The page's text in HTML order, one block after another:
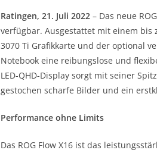
Ratingen, 21. Juli 2022 – Das neue
verfügbar. Ausgestattet mit einem bis
3070 Ti Grafikkarte und der optional
Notebook eine reibungslose und
LED-QHD-Display sorgt mit seiner
gestochen scharfe Bilder und ein
Performance ohne Limits
Das ROG Flow X16 ist das